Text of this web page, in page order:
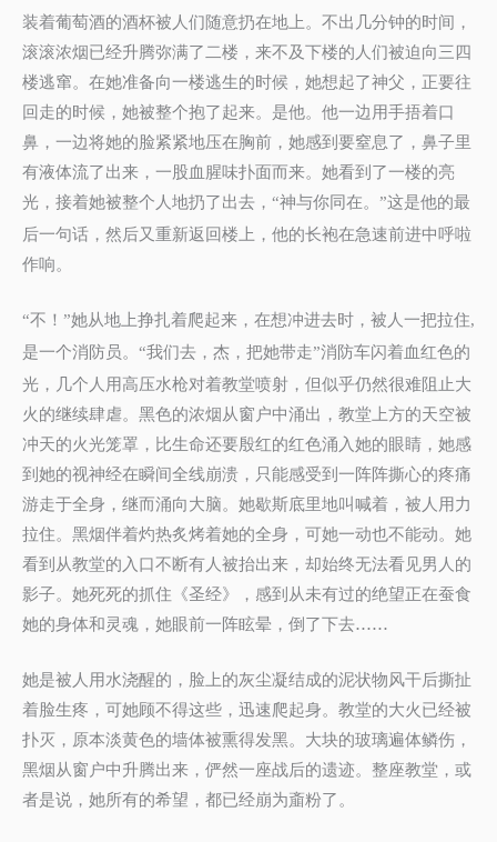
装着葡萄酒的酒杯被人们随意扔在地上。不出几分钟的时间，
滚滚浓烟已经升腾弥满了二楼，来不及下楼的人们被迫向三四
楼逃窜。在她准备向一楼逃生的时候，她想起了神父，正要往
回走的时候，她被整个抱了起来。是他。他一边用手捂着口
鼻，一边将她的脸紧紧地压在胸前，她感到要窒息了，鼻子里
有液体流了出来，一股血腥味扑面而来。她看到了一楼的亮
光，接着她被整个人地扔了出去， “神与你同在。 ”这是他的最
后一句话，然后又重新返回楼上，他的长袍在急速前进中呼啦
作响。
“不！ ”她从地上挣扎着爬起来，在想冲进去时，被人一把拉住,
是一个消防员。 “我们去，杰，把她带走”消防车闪着血红色的
光，几个人用高压水枪对着教堂喷射，但似乎仍然很难阻止大
火的继续肆虐。黑色的浓烟从窗户中涌出，教堂上方的天空被
冲天的火光笼罩，比生命还要殷红的红色涌入她的眼睛，她感
到她的视神经在瞬间全线崩溃，只能感受到一阵阵撕心的疼痛
游走于全身，继而涌向大脑。她歇斯底里地叫喊着，被人用力
拉住。黑烟伴着灼热炙烤着她的全身，可她一动也不能动。她
看到从教堂的入口不断有人被抬出来，却始终无法看见男人的
影子。她死死的抓住《圣经》，感到从未有过的绝望正在蚕食
她的身体和灵魂，她眼前一阵眩晕，倒了下去……
她是被人用水浇醒的，脸上的灰尘凝结成的泥状物风干后撕扯
着脸生疼，可她顾不得这些，迅速爬起身。教堂的大火已经被
扑灭，原本淡黄色的墙体被熏得发黑。大块的玻璃遍体鳞伤，
黑烟从窗户中升腾出来，俨然一座战后的遗迹。整座教堂，或
者是说，她所有的希望，都已经崩为齑粉了。